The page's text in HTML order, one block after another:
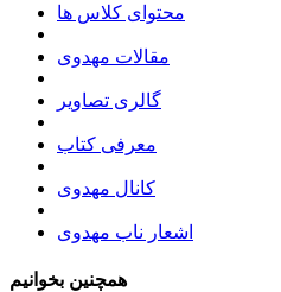
محتوای کلاس ها
مقالات مهدوی
گالری تصاویر
معرفی کتاب
کانال مهدوی
اشعار ناب مهدوی
همچنین بخوانیم